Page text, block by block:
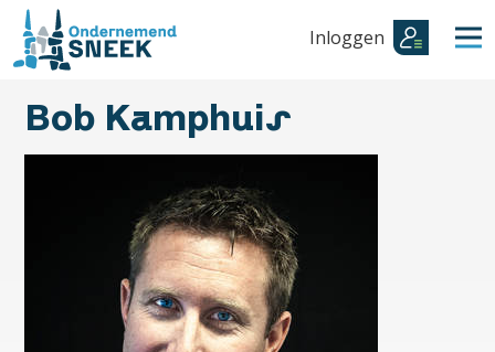
Inloggen
Bob Kamphuis